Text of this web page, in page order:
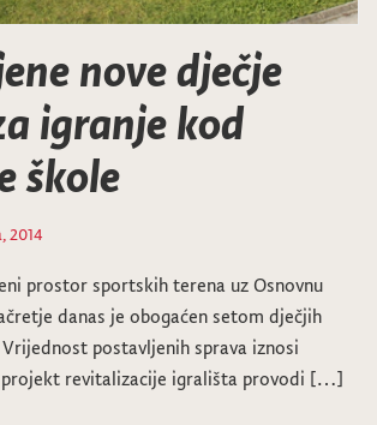
nove dječje
igranje kod
škole
2014
prostor sportskih terena uz Osnovnu
danas je obogaćen setom dječjih
postavljenih sprava iznosi
projekt revitalizacije igrališta provodi […]